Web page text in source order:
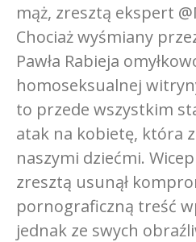
mąż, zresztą ekspert
Chociaż wyśmiany
Pawła Rabieja
homoseksualnej
to przede wszystkim
atak na kobietę, która
naszymi dziećmi.
zresztą usunął
pornograficzną treść
jednak ze swych